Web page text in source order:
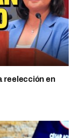
reelección en